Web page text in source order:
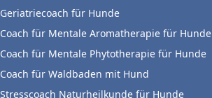
Geriatriecoach für Hunde
Coach für Mentale Aromatherapie für Hunde
Coach für Mentale Phytotherapie für Hunde
Coach für Waldbaden mit Hund
Stresscoach Naturheilkunde für Hunde